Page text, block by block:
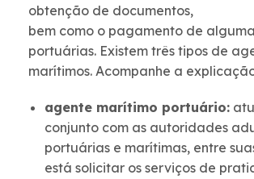
obtenção de documentos,
bem como o pagamento de
portuárias. Existem três tipos de
marítimos. Acompanhe a
agente marítimo portuário:
conjunto com as autoridades
portuárias e marítimas, entre
está solicitar os serviços de